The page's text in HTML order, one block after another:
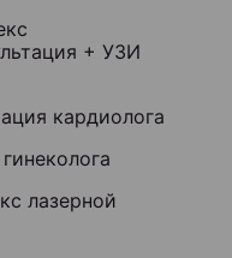
+ УЗИ
кардиолога
лазерной